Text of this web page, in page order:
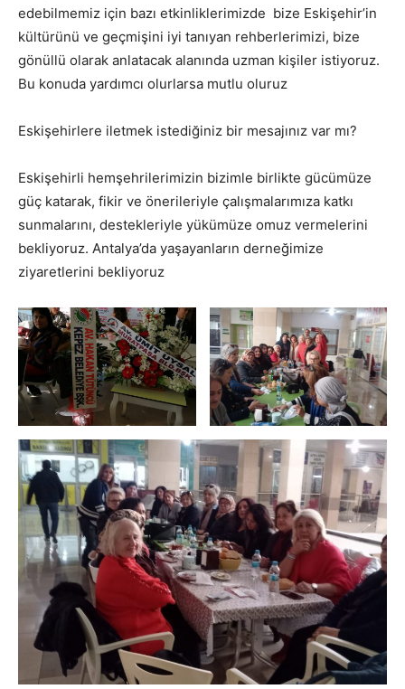
edebilmemiz için bazı etkinliklerimizde bize Eskişehir’in
kültürünü ve geçmişini iyi tanıyan rehberlerimizi, bize
gönüllü olarak anlatacak alanında uzman kişiler istiyoruz.
Bu konuda yardımcı olurlarsa mutlu oluruz
Eskişehirlere iletmek istediğiniz bir mesajınız var mı?
Eskişehirli hemşehrilerimizin bizimle birlikte gücümüze
güç katarak, fikir ve önerileriyle çalışmalarımıza katkı
sunmalarını, destekleriyle yükümüze omuz vermelerini
bekliyoruz. Antalya’da yaşayanların derneğimize
ziyaretlerini bekliyoruz